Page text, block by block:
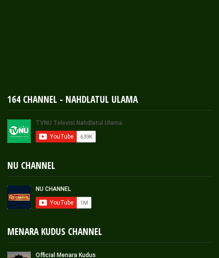
164 CHANNEL - NAHDLATUL ULAMA
NU CHANNEL
MENARA KUDUS CHANNEL